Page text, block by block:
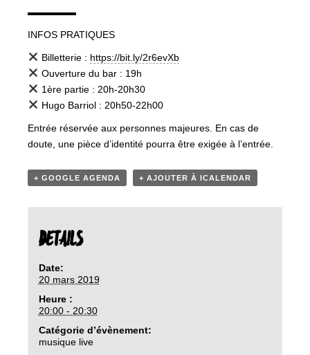
▬▬▬▬▬
INFOS PRATIQUES
Billetterie : https://bit.ly/2r6evXb
Ouverture du bar : 19h
1ère partie : 20h-20h30
Hugo Barriol : 20h50-22h00
Entrée réservée aux personnes majeures. En cas de
doute, une pièce d’identité pourra être exigée à l’entrée.
+ GOOGLE AGENDA + AJOUTER À ICALENDAR
DETAILS
Date:
20 mars 2019
Heure :
20:00 - 20:30
Catégorie d’évènement:
musique live